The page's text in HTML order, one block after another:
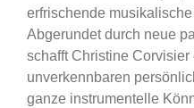
erfrischende
Abgerundet durch neue
schafft Christine
unverkennbaren
ganze instrumentelle